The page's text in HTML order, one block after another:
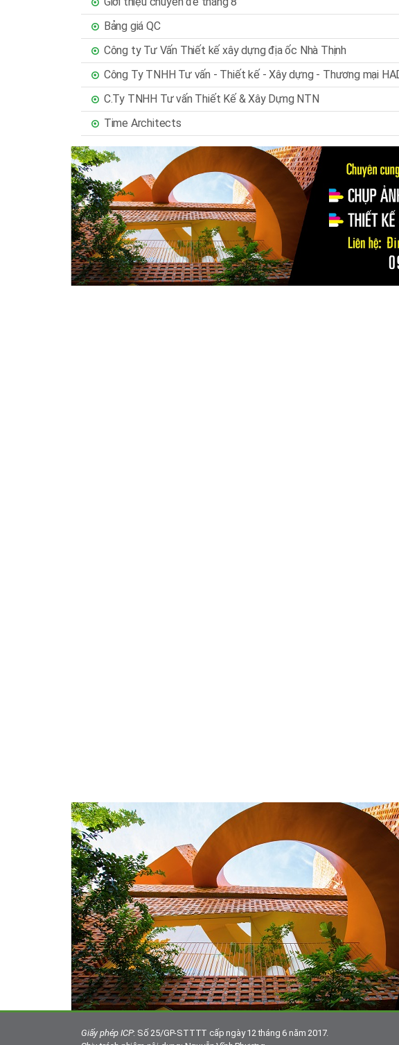
Bảng giá QC
Công ty Tư Vấn Thiết kế xây dựng địa ốc Nhà Thịnh
Công Ty TNHH Tư vấn - Thiết kế - Xây dựng - Thương mại
C.Ty TNHH Tư vấn Thiết Kế & Xây Dựng NTN
Time Architects
Giấy phép ICP: Số 25/GP-STTTT cấp ngày 12 tháng 6 năm 2017.